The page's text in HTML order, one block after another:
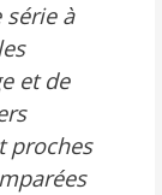
série à
et de
proches